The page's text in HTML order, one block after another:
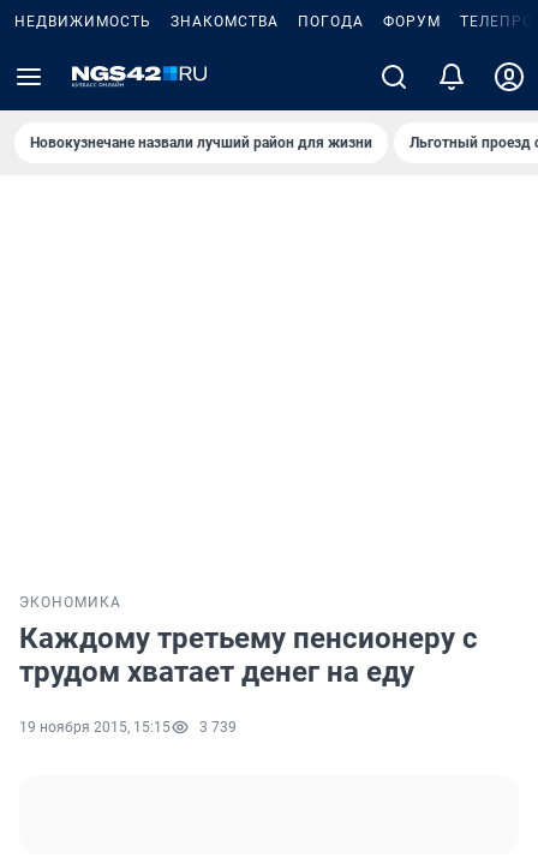
НЕДВИЖИМОСТЬ ЗНАКОМСТВА ПОГОДА ФОРУМ
Новокузнечане назвали лучший район для жизни Льготный проезд
ЭКОНОМИКА
Каждому третьему пенсионеру с
трудом хватает денег на еду
19 ноября 2015, 15:15 3 739